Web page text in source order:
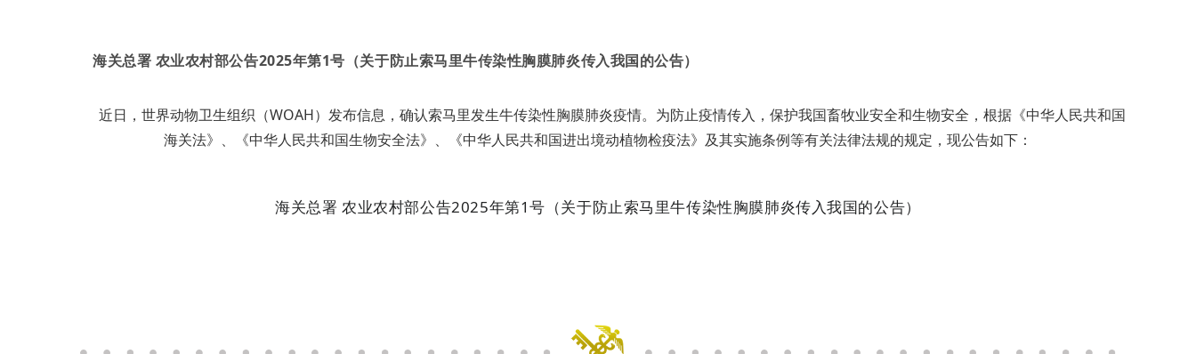
海关总署 农业农村部公告2025年第1号（关于防止索马里牛传染性胸膜肺炎传入我国的公告）
近日，世界动物卫生组织（WOAH）发布信息，确认索马里发生牛传染性胸膜肺炎疫情。为防止疫情传入，保护我国畜牧业安全和生物安全，根据《中华人民共和国
海关法》、《中华人民共和国生物安全法》、《中华人民共和国进出境动植物检疫法》及其实施条例等有关法律法规的规定，现公告如下：
海关总署 农业农村部公告2025年第1号（关于防止索马里牛传染性胸膜肺炎传入我国的公告）